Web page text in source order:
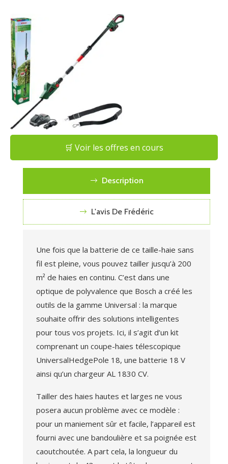
🛒 Voir les offres en cours
Description
L'avis De Frédéric
Une fois que la batterie de ce taille-haie sans
fil est pleine, vous pouvez tailler jusqu’à 200
m² de haies en continu. C’est dans une
optique de polyvalence que Bosch a créé les
outils de la gamme Universal : la marque
souhaite offrir des solutions intelligentes
pour tous vos projets. Ici, il s’agit d’un kit
comprenant un coupe-haies télescopique
UniversalHedgePole 18, une batterie 18 V
ainsi qu’un chargeur AL 1830 CV.
Tailler des haies hautes et larges ne vous
posera aucun problème avec ce modèle :
pour un maniement sûr et facile, l’appareil est
fourni avec une bandoulière et sa poignée est
caoutchoutée. A part cela, la longueur du